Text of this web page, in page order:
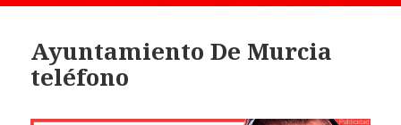
Ayuntamiento De Murcia
teléfono